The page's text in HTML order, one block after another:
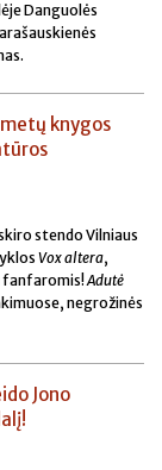
Danguolės
as.
knygos
stendo Vilniaus
Vox altera,
fanfaromis!Adutė
negrožinės
Jono